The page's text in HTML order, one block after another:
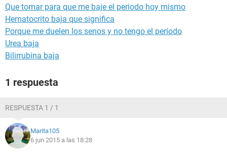
PD2: En estos días me ha bajado mucho flujo blanco
vaginal, que me suele bajar días antes de que me venga el
periodo.
Que tomar para que me baje el periodo hoy mismo
Hematocrito baja que significa
Porque me duelen los senos y no tengo el período
Urea baja
Bilirrubina baja
1 respuesta
RESPUESTA 1 / 1
Marita105
6 jun 2015 a las 18:28